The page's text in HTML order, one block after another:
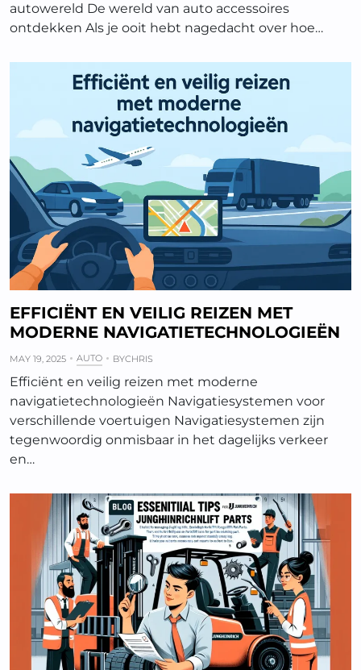
autowereld De wereld van auto accessoires
ontdekken Als je ooit hebt nagedacht over hoe…
EFFICIËNT EN VEILIG REIZEN MET
MODERNE NAVIGATIETECHNOLOGIEËN
MAY 19, 2025 AUTO BYCHRIS
Efficiënt en veilig reizen met moderne
navigatietechnologieën Navigatiesystemen voor
verschillende voertuigen Navigatiesystemen zijn
tegenwoordig onmisbaar in het dagelijks verkeer
en…